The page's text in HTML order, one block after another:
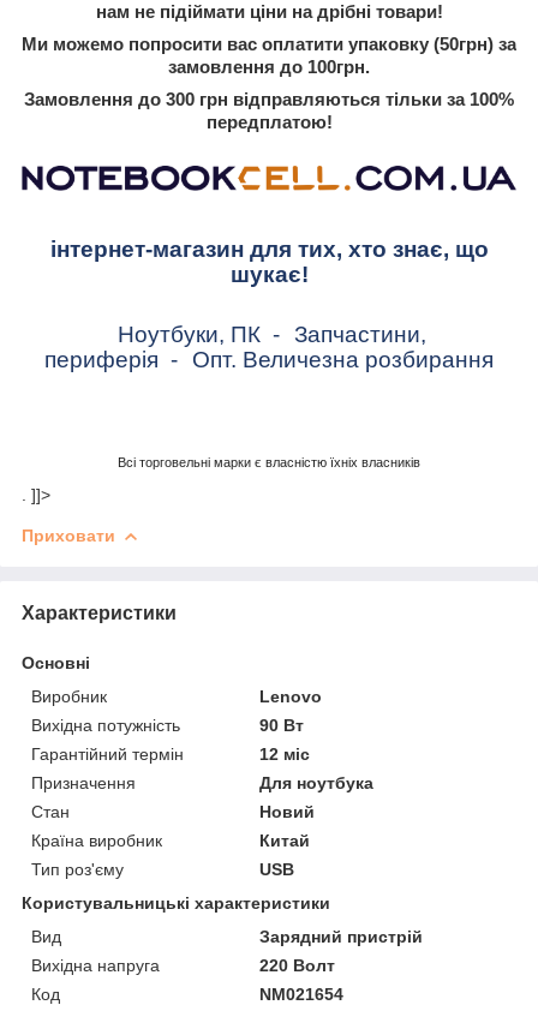
нам не підіймати ціни на дрібні товари!
Ми можемо попросити вас оплатити упаковку (50грн) за
замовлення до 100грн.
Замовлення до 300 грн відправляються тільки за 100%
передплатою!
інтернет-магазин для тих, хто знає, що
шукає!
Ноутбуки, ПК - Запчастини,
периферія - Опт. Величезна розбирання
Всі торговельні марки є власністю їхніх власників
. ]]>
Приховати
Характеристики
Основні
Виробник
Lenovo
Вихідна потужність
90 Вт
Гарантійний термін
12 міс
Призначення
Для ноутбука
Стан
Новий
Країна виробник
Китай
Тип роз'єму
USB
Користувальницькі характеристики
Вид
Зарядний пристрій
Вихідна напруга
220 Волт
Код
NM021654